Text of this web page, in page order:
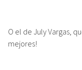
O el de July Vargas,
mejores!